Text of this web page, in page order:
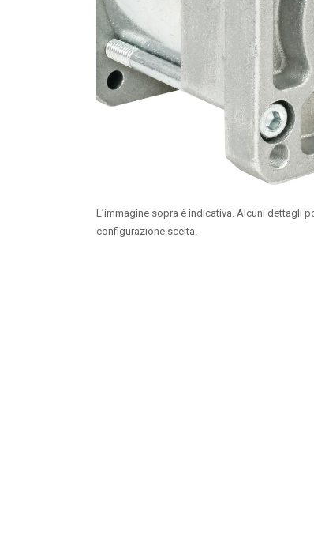
L’immagine sopra è indicativa. Alcuni dettagli
configurazione scelta.